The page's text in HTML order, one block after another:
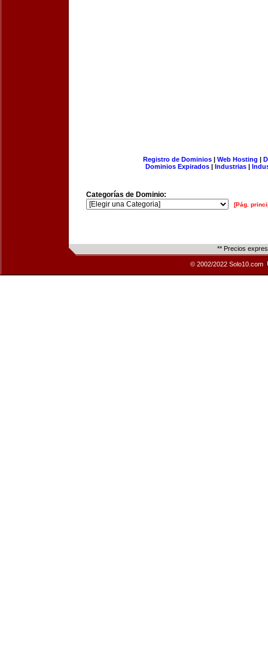
Registro de Dominios| Web Hosting |
Dominios Expirados | Industrias |
Categorías de Dominio:
[Pág.
** Precios
© 2002/2022 Solo10.com